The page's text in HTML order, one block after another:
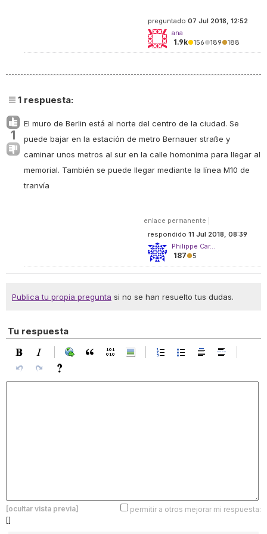
preguntado 07 Jul 2018, 12:52
ana
1.9k●156●189●188
1 respuesta:
1
El muro de Berlin está al norte del centro de la ciudad. Se
puede bajar en la estación de metro Bernauer straße y
caminar unos metros al sur en la calle homonima para llegar al
memorial. También se puede llegar mediante la línea M10 de
tranvía
enlace permanente
respondido 11 Jul 2018, 08:39
Philippe Car...
187●5
Publica tu propia pregunta si no se han resuelto tus dudas.
Tu respuesta
[ocultar vista previa]
permitir a otros mejorar mi respuesta:
[]